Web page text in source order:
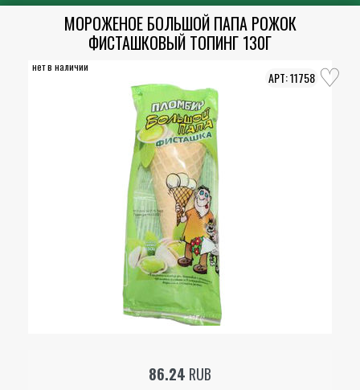
МОРОЖЕНОЕ БОЛЬШОЙ ПАПА РОЖОК
ФИСТАШКОВЫЙ ТОПИНГ 130Г
нет в наличии
11758
86.24 RUB